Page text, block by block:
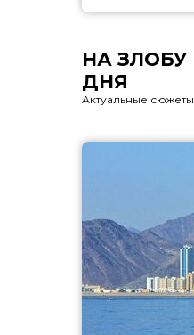
НА ЗЛОБУ
ДНЯ
Актуальные сюжеты